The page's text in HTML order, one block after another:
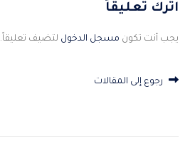
اترك تعليقاً
يجب أنت تكون مسجل الدخول لتضيف تعليقاً.
رجوع إلى المقالات